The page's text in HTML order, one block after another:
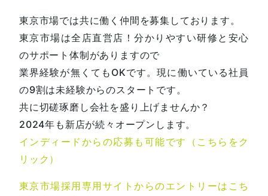
東京市場では共に働く仲間を募集しております。
東京市場は全店直営店！分かりやすい研修と安心
のサポート体制がありますので
業界経験が無くてもOKです。現に働いている社員
の9割は未経験からのスタートです。
共に切磋琢磨し会社を盛り上げませんか？
2024年も新店が続々オープンします。
インディードからの応募も可能です（こちらをク
リック）
東京市場採用専用サイトからのエントリーはこち